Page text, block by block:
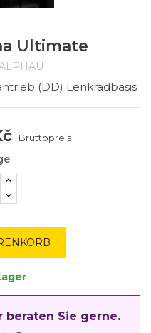
Ultimate
(DD) Lenkradbasis
Bruttopreis
beraten Sie gerne.